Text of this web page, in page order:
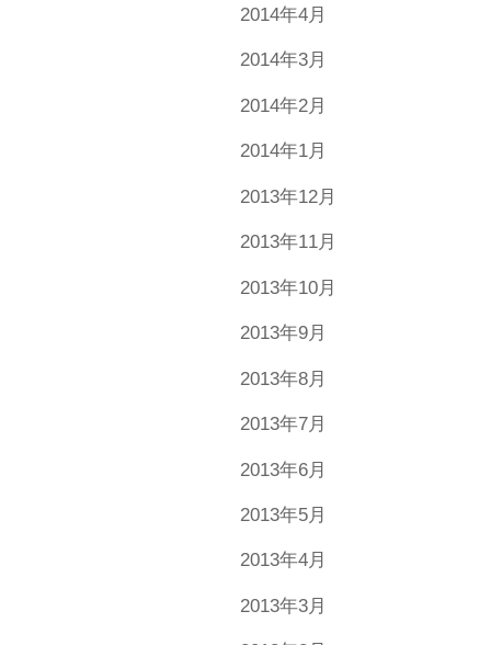
2014年4月
2014年3月
2014年2月
2014年1月
2013年12月
2013年11月
2013年10月
2013年9月
2013年8月
2013年7月
2013年6月
2013年5月
2013年4月
2013年3月